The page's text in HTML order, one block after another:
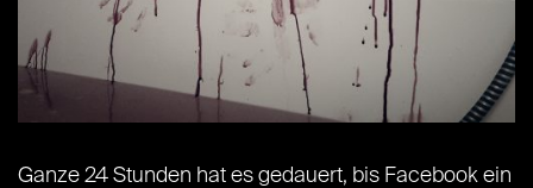
Ganze 24 Stunden hat es gedauert, bis Facebook ein